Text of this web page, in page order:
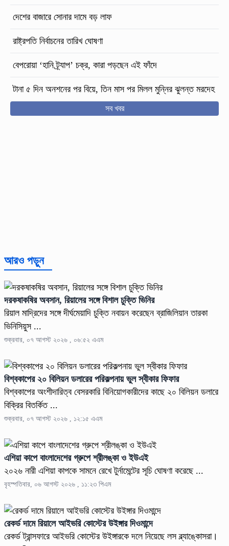
দেশের বাজারে সোনার দামে বড় লাফ
রাষ্ট্রপতি নির্বাচনের তারিখ ঘোষণা
বেপরোয়া ‘হানি ট্র্যাপ’ চক্র, কারা পড়ছেন এই ফাঁদে
টানা ৫ দিন অনশনের পর বিয়ে, তিন মাস পর মিলল মুন্নির ঝুলন্ত মরদেহ
সব খবর
আরও পড়ুন
দরকষাকষির অবসান, রিয়ালের সঙ্গে বিশাল চুক্তি ভিনির
রিয়াল মাদ্রিদের সঙ্গে দীর্ঘমেয়াদি চুক্তি নবায়ন করেছেন ব্রাজিলিয়ান তারকা
ভিনিসিয়ুস ...
শুক্রবার, ০৭ আগস্ট ২০২৬ , ০৬:৫২ এএম
বিশ্বকাপের ২০ বিলিয়ন ডলারের পরিকল্পনায় ভুল স্বীকার ফিফার
বিশ্বকাপের অংশীদারিত্ব বেসরকারি বিনিয়োগকারীদের কাছে ২০ বিলিয়ন ডলারে
বিক্রির বিতর্কিত ...
শুক্রবার, ০৭ আগস্ট ২০২৬ , ১২:১৫ এএম
এশিয়া কাপে বাংলাদেশের গ্রুপে শ্রীলঙ্কা ও ইউএই
২০২৬ নারী এশিয়া কাপকে সামনে রেখে টুর্নামেন্টের সূচি ঘোষণা করেছে ...
বৃহস্পতিবার, ০৬ আগস্ট ২০২৬ , ১১:২৩ পিএম
রেকর্ড দামে রিয়ালে আইভরি কোস্টের উইঙ্গার দিওমান্দে
রেকর্ড ট্রান্সফারে আইভরি কোস্টের উইঙ্গারকে দলে নিয়েছে লস ব্ল্যাঙ্কোসরা।